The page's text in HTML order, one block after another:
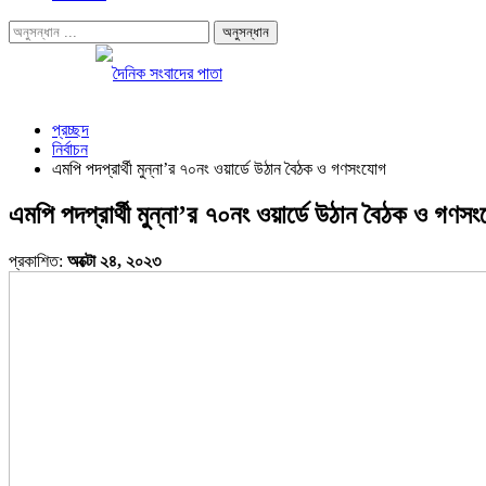
প্রচ্ছদ
নির্বাচন
এমপি পদপ্রার্থী মুন্না’র ৭০নং ওয়ার্ডে উঠান বৈঠক ও গণসংযোগ
এমপি পদপ্রার্থী মুন্না’র ৭০নং ওয়ার্ডে উঠান বৈঠক ও
প্রকাশিত: অক্টো ২৪, ২০২৩